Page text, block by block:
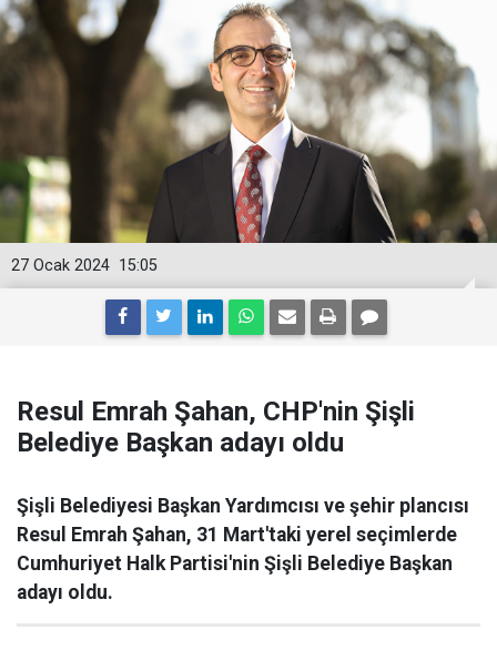
15:05
27 Ocak 2024
Resul Emrah Şahan, CHP'nin Şişli
Belediye Başkan adayı oldu
Şişli Belediyesi Başkan Yardımcısı ve şehir plancısı
Resul Emrah Şahan, 31 Mart'taki yerel seçimlerde
Cumhuriyet Halk Partisi'nin Şişli Belediye Başkan
adayı oldu.